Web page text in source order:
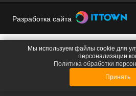
Разработка сайта
Мы используем файлы cookie для
персонализации
Политика обработки
Принять